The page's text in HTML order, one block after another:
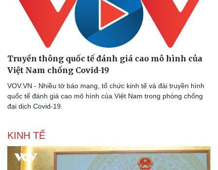
Thể thao
Bóng đá
Lịch thi đấu bóng đá
Thế giới thể thao
Ô tô
Xe máy
Tư vấn
Truyền thông quốc tế đánh giá cao mô hình của
Việt Nam chống Covid-19
VOV.VN - Nhiều tờ báo mạng, tổ chức kinh tế và đài truyền hình
quốc tế đánh giá cao mô hình của Việt Nam trong phòng chống
đại dịch Covid-19.
KINH TẾ